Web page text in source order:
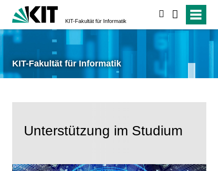
KIT-Fakultät für Informatik
KIT-Fakultät für Informatik
Unterstützung im Studium